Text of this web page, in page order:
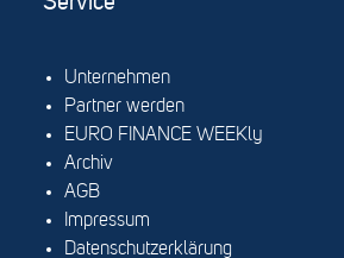
Unternehmen
Partner werden
EURO FINANCE WEEKly
Archiv
AGB
Impressum
Datenschutzerklärung